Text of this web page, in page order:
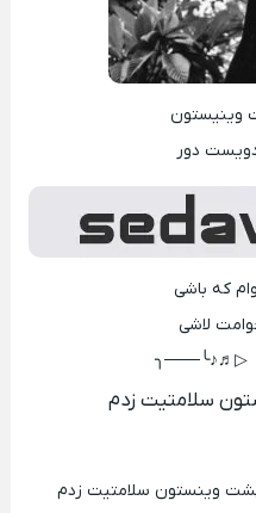
وینیستون
دور
که باشی
لاشی
╭───╯♪♬◁
سلامتیت زدم
وینستون سلامتیت زدم